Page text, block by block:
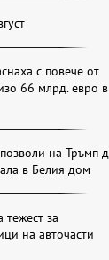
с повече от
66 млрд. евро в
на Тръмп
в Белия дом
тежест за
на авточасти